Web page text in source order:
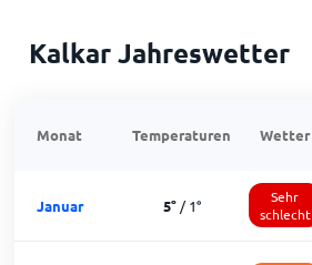
Kalkar Jahreswetter
Monat Temperaturen Wetter
Januar 5°/1°
Sehr
schlecht